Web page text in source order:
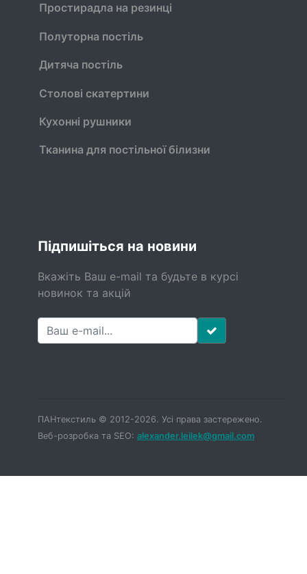
Простирадла на резинці
Полуторна постіль
Дитяча постіль
Столові скатертини
Кухонні рушники
Тканина для постільної білизни
Підпишіться на новини
Вкажіть Ваш e-mail та будьте в курсі
новинок та акцій
ПАНтекстиль © 2012-2026. Усі права застережено.
Веб-розробка та SEO: alexander.leilek@gmail.com